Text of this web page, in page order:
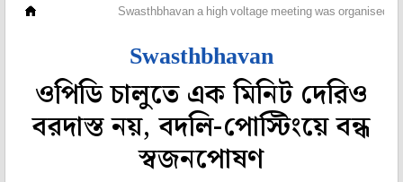
Swasthbhavan a high voltage meeting was organised
Swasthbhavan
ওপিডি চালুতে এক মিনিট দেরিও
বরদাস্ত নয়, বদলি-পোস্টিংয়ে বন্ধ
স্বজনপোষণ